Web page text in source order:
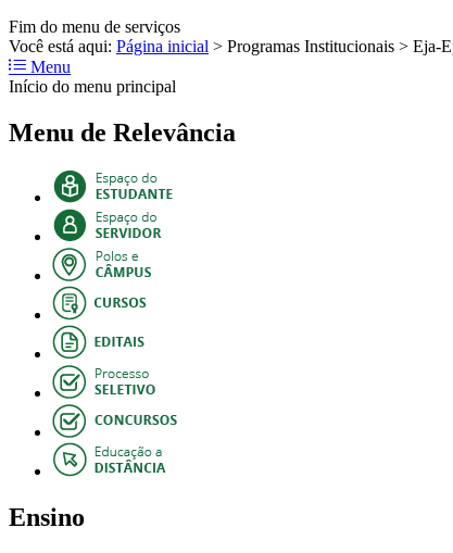
Fim do menu de serviços
Você está aqui: Página inicial > Programas Institucionais > Eja-
Menu
Início do menu principal
Menu de Relevância
Ensino